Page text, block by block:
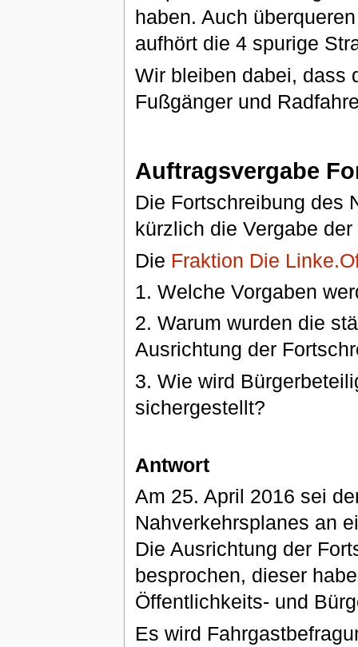
haben. Auch
aufhört die 4 spurige
Wir bleiben dabei, dass
Fußgänger und
Auftragsvergabe
Die Fortschreibung des
kürzlich die Vergabe
Die Fraktion Die
1. Welche Vorgaben
2. Warum wurden die
Ausrichtung der
3. Wie wird
sichergestellt?
Antwort
Am 25. April 2016 sei
Nahverkehrsplanes an
Die Ausrichtung der
besprochen, dieser
Öffentlichkeits- und
Es wird